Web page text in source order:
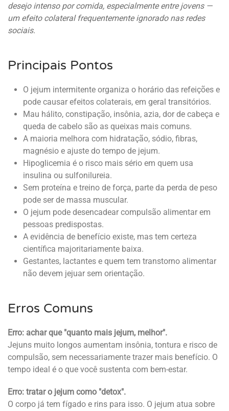
desejo intenso por comida, especialmente entre jovens —
um efeito colateral frequentemente ignorado nas redes
sociais.
Principais Pontos
O jejum intermitente organiza o horário das refeições e
pode causar efeitos colaterais, em geral transitórios.
Mau hálito, constipação, insônia, azia, dor de cabeça e
queda de cabelo são as queixas mais comuns.
A maioria melhora com hidratação, sódio, fibras,
magnésio e ajuste do tempo de jejum.
Hipoglicemia é o risco mais sério em quem usa
insulina ou sulfonilureia.
Sem proteína e treino de força, parte da perda de peso
pode ser de massa muscular.
O jejum pode desencadear compulsão alimentar em
pessoas predispostas.
A evidência de benefício existe, mas tem certeza
científica majoritariamente baixa.
Gestantes, lactantes e quem tem transtorno alimentar
não devem jejuar sem orientação.
Erros Comuns
Erro: achar que "quanto mais jejum, melhor".
Jejuns muito longos aumentam insônia, tontura e risco de
compulsão, sem necessariamente trazer mais benefício. O
tempo ideal é o que você sustenta com bem-estar.
Erro: tratar o jejum como "detox".
O corpo já tem fígado e rins para isso. O jejum atua sobre